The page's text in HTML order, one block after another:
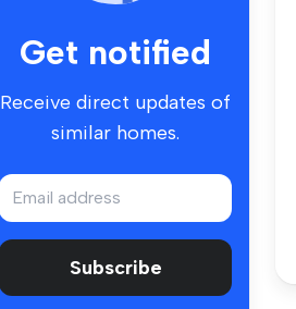
Get notified
Receive direct updates of
similar homes.
Subscribe